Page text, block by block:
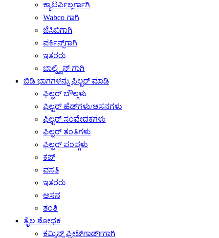
ಕ್ಯಾಟರ್ಪಿಲ್ಲರ್ಗಾಗಿ
Wabco ಗಾಗಿ
ಜೆಸಿಬಿಗಾಗಿ
ಪರ್ಕಿನ್ಸ್‌ಗಾಗಿ
ಇತರರು
ಬಾಲ್ಡ್ವಿನ್ ಗಾಗಿ
ಬಿಡಿ ಭಾಗಗಳನ್ನು ಫಿಲ್ಟರ್ ಮಾಡಿ
ಫಿಲ್ಟರ್ ಬೌಲ್ಗಳು
ಫಿಲ್ಟರ್ ಹೆಡ್‌ಗಳು/ಆಸನಗಳು
ಫಿಲ್ಟರ್ ಸಂವೇದಕಗಳು
ಫಿಲ್ಟರ್ ತಂತಿಗಳು
ಫಿಲ್ಟರ್ ಪಂಪ್ಗಳು
ಕಪ್
ವಸತಿ
ಇತರರು
ಆಸನ
ತಂತಿ
ತೈಲ ಶೋಧಕ
ಕಮ್ಮಿನ್ಸ್ ಫ್ಲೀಟ್‌ಗಾರ್ಡ್‌ಗಾಗಿ